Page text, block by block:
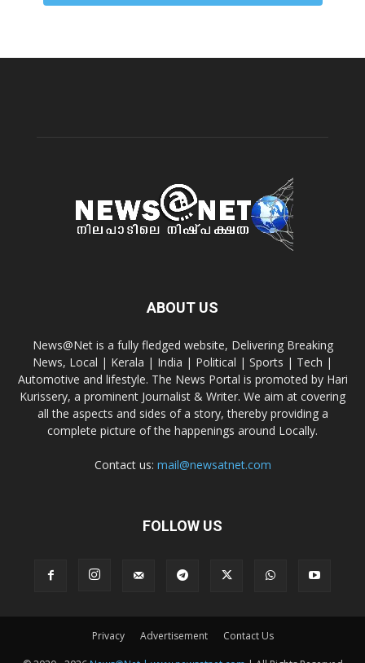
ABOUT US
News@Net is a fully fledged website, Delivering Breaking
News, Local | Kerala | India | Political | Sports | Tech |
Automotive and lifestyle. The News Portal is promoted by Hari
Kurissery, a prominent Journalist & Writer. We aim at covering
all the aspects and sides of a story, thereby providing a
complete picture of the happenings around Locally.
Contact us: mail@newsatnet.com
FOLLOW US
Privacy Advertisement Contact Us